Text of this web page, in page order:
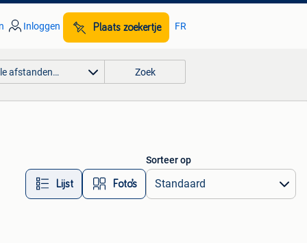
Inloggen Plaats zoekertje FR
afstanden… Zoek
Lijst Foto’s
Sorteer op